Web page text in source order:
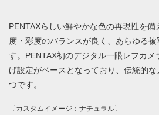
PENTAXらしい鮮やかな色の再現性を
度・彩度のバランスが良く、あらゆる
す。PENTAX初のデジタル一眼レフカメ
げ設定がベースとなっており、伝統的
つです。
〔カスタムイメージ：ナチュラル〕